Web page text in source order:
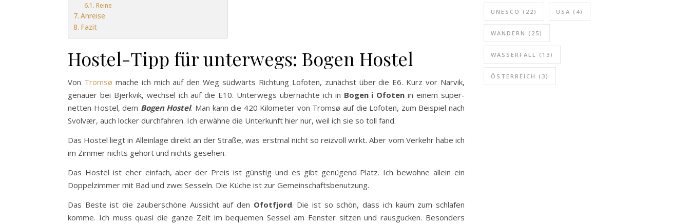
Reine
Anreise
Fazit
Hostel-Tipp für unterwegs: Bogen Hostel
Von Tromsø mache ich mich auf den Weg südwärts Richtung Lofoten, zunächst über die E6. Kurz vor Narvik,
genauer bei Bjerkvik, wechsel ich auf die E10. Unterwegs übernachte ich in Bogen i Ofoten in einem super-
netten Hostel, dem Bogen Hostel. Man kann die 420 Kilometer von Tromsø auf die Lofoten, zum Beispiel nach
Svolvær, auch locker durchfahren. Ich erwähne die Unterkunft hier nur, weil ich sie so toll fand.
Das Hostel liegt in Alleinlage direkt an der Straße, was erstmal nicht so reizvoll wirkt. Aber vom Verkehr habe ich
im Zimmer nichts gehört und nichts gesehen.
Das Hostel ist eher einfach, aber der Preis ist günstig und es gibt genügend Platz. Ich bewohne allein ein
Doppelzimmer mit Bad und zwei Sesseln. Die Küche ist zur Gemeinschaftsbenutzung.
Das Beste ist die zauberschöne Aussicht auf den Ofotfjord. Die ist so schön, dass ich kaum zum schlafen
komme. Ich muss quasi die ganze Zeit im bequemen Sessel am Fenster sitzen und rausgucken. Besonders
UNESCO (22) USA (4)
WANDERN (25)
WASSERFALL (13)
ÖSTERREICH (3)